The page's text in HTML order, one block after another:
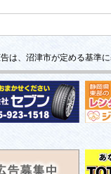
は、沼津市が定める基準